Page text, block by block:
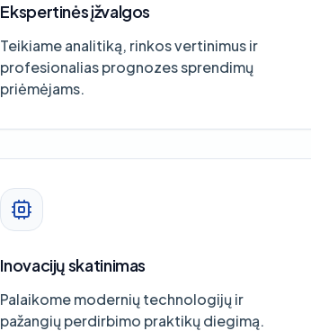
Ekspertinės įžvalgos
Teikiame analitiką, rinkos vertinimus ir
profesionalias prognozes sprendimų
priėmėjams.
Inovacijų skatinimas
Palaikome modernių technologijų ir
pažangių perdirbimo praktikų diegimą.